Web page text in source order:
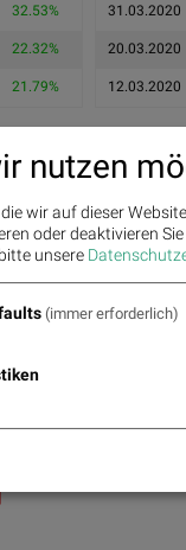
32.53%
22.32%
21.79%
31.03.2020
20.03.2020
12.03.2020
0.75%
nutzen
wir auf dieser
oder deaktivieren
unsere
(immer erforderlich)